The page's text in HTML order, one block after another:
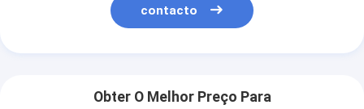
contacto
Obter O Melhor Preço Para